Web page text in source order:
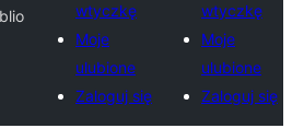
blio
wtyczkę
Moje
ulubione
Zaloguj się
wtyczkę
Moje
ulubione
Zaloguj się